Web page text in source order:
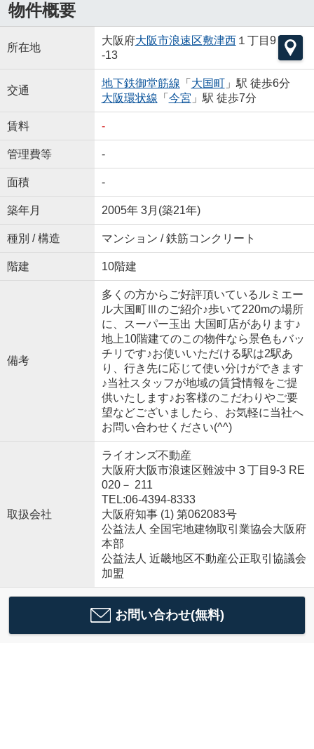
物件概要
所在地
大阪府大阪市浪速区敷津西１丁目9
-13
交通
地下鉄御堂筋線 「 大国町」駅 徒歩6分
大阪環状線 「 今宮 」駅 徒歩7分
賃料 -
管理費等 -
面積 -
築年月 2005年 3月(築21年)
種別 / 構造 マンション / 鉄筋コンクリート
階建 10階建
備考
多くの方からご好評頂いているルミエー
ル大国町Ⅲのご紹介♪歩いて220mの場所
に、スーパー玉出 大国町店があります♪
地上10階建てのこの物件なら景色もバッ
チリです♪お使いいただける駅は2駅あ
り、行き先に応じて使い分けができます
♪当社スタッフが地域の賃貸情報をご提
供いたします♪お客様のこだわりやご要
望などございましたら、お気軽に当社へ
お問い合わせください(^^)
取扱会社
ライオンズ不動産
大阪府大阪市浪速区難波中３丁目9-3 RE
020－ 211
TEL:06-4394-8333
大阪府知事 (1) 第062083号
公益法人 全国宅地建物取引業協会大阪府
本部
公益法人 近畿地区不動産公正取引協議会
加盟
お問い合わせ(無料)